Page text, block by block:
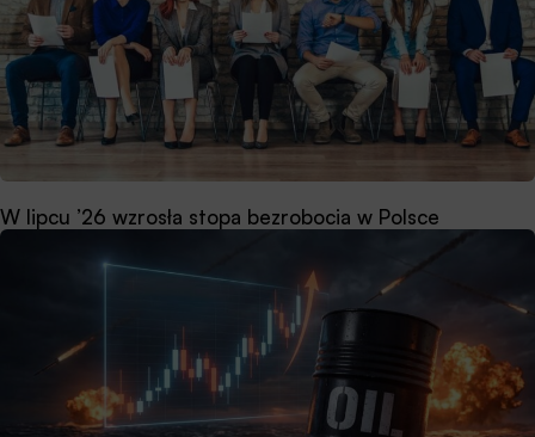
W lipcu ’26 wzrosła stopa bezrobocia w Polsce